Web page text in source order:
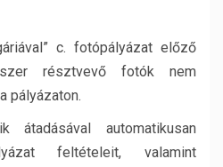
c. fotópályázat előző
résztvevő fotók nem
pályázaton.
átadásával automatikusan
feltételeit, valamint